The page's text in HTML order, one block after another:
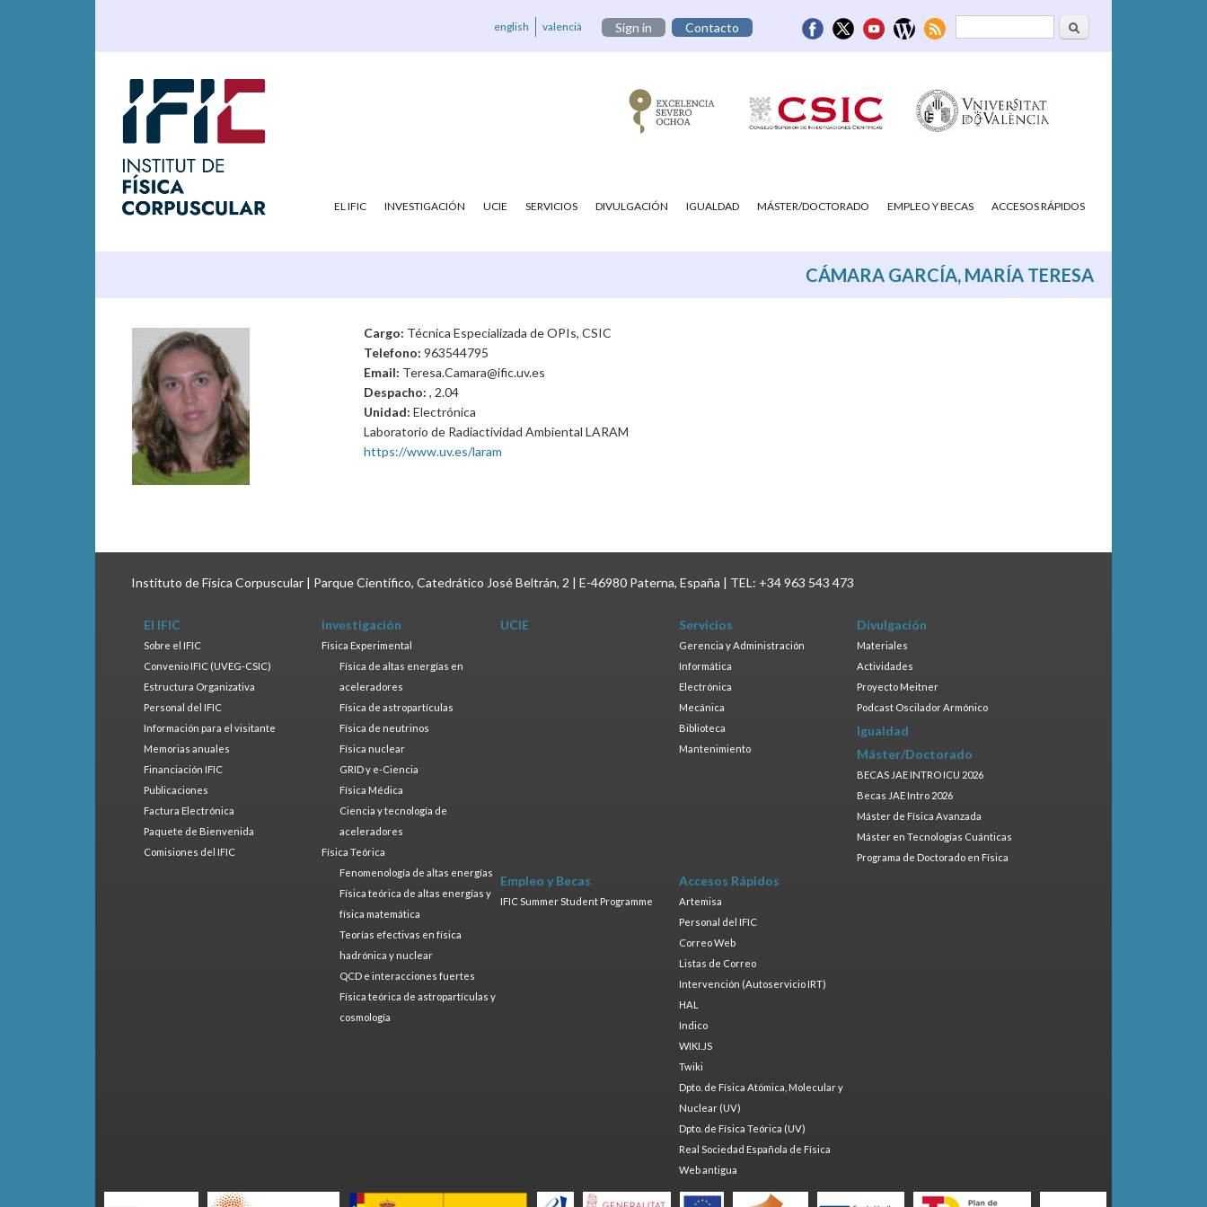
Formulario deBuscar
english valencià Sign in Contacto
EL IFIC INVESTIGACIÓN UCIE SERVICIOS DIVULGACIÓN IGUALDAD MÁSTER/DOCTORADO EMPLEO Y BECAS ACCESOS RÁPIDOS
CÁMARA GARCÍA, MARÍA TERESA
Cargo: Técnica Especializada de OPIs, CSIC
Telefono: 963544795
Email: Teresa.Camara@ific.uv.es
Despacho: , 2.04
Unidad: Electrónica
Laboratorio de Radiactividad Ambiental LARAM
https://www.uv.es/laram
Instituto de Física Corpuscular | Parque Científico, Catedrático José Beltrán, 2 | E-46980 Paterna, España | TEL: +34 963 543 473
El IFIC
Sobre el IFIC
Convenio IFIC (UVEG-CSIC)
Estructura Organizativa
Personal del IFIC
Información para el visitante
Memorias anuales
Financiación IFIC
Publicaciones
Factura Electrónica
Paquete de Bienvenida
Comisiones del IFIC
Investigación
Física Experimental
Física de altas energías en
aceleradores
Física de astropartículas
Física de neutrinos
Física nuclear
GRID y e-Ciencia
Física Médica
Ciencia y tecnología de
aceleradores
Física Teórica
Fenomenología de altas energías
Física teórica de altas energías y
física matemática
Teorías efectivas en física
hadrónica y nuclear
QCD e interacciones fuertes
Física teórica de astropartículas y
cosmología
UCIE Servicios
Gerencia y Administración
Informática
Electrónica
Mecánica
Biblioteca
Mantenimiento
Divulgación
Materiales
Actividades
Proyecto Meitner
Podcast Oscilador Armónico
Igualdad
Máster/Doctorado
BECAS JAE INTRO ICU 2026
Becas JAE Intro 2026
Máster de Física Avanzada
Máster en Tecnologías Cuánticas
Programa de Doctorado en Física
Empleo y Becas
IFIC Summer Student Programme
Accesos Rápidos
Artemisa
Personal del IFIC
Correo Web
Listas de Correo
Intervención (Autoservicio IRT)
HAL
Indico
WIKI.JS
Twiki
Dpto. de Física Atómica, Molecular y
Nuclear (UV)
Dpto. de Física Teórica (UV)
Real Sociedad Española de Física
Web antigua